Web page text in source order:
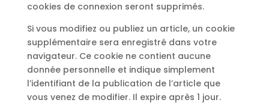
cookies de connexion seront supprimés.
Si vous modifiez ou publiez un article, un cookie
supplémentaire sera enregistré dans votre
navigateur. Ce cookie ne contient aucune
donnée personnelle et indique simplement
l’identifiant de la publication de l’article que
vous venez de modifier. Il expire après 1 jour.